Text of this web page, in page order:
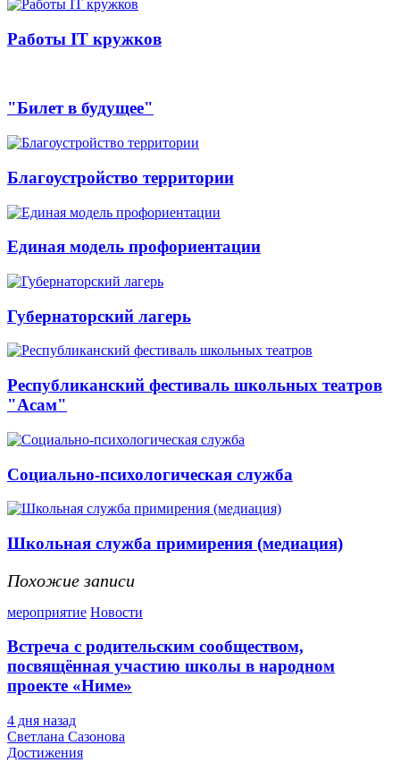
Работы IT кружков
"Билет в будущее"
Благоустройство территории
Единая модель профориентации
Губернаторский лагерь
Республиканский фестиваль школьных театров
"Асам"
Социально-психологическая служба
Школьная служба примирения (медиация)
Похожие записи
мероприятие Новости
Встреча с родительским сообществом,
посвящённая участию школы в народном
проекте «Ниме»
4 дня назад
Светлана Сазонова
Достижения